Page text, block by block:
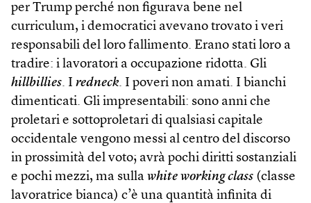
per Trump perché non figurava bene nel
curriculum, i democratici avevano trovato i veri
responsabili del loro fallimento. Erano stati loro a
tradire: i lavoratori a occupazione ridotta. Gli
hillbillies. I redneck. I poveri non amati. I bianchi
dimenticati. Gli impresentabili: sono anni che
proletari e sottoproletari di qualsiasi capitale
occidentale vengono messi al centro del discorso
in prossimità del voto; avrà pochi diritti sostanziali
e pochi mezzi, ma sulla white working class (classe
lavoratrice bianca) c’è una quantità infinita di